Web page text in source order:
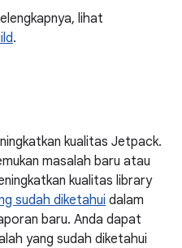
lihat
.
kualitas Jetpack.
masalah baru atau
kualitas library
sudah diketahui dalam
baru. Anda dapat
yang sudah diketahui